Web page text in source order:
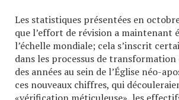
Les statistiques présentées en
que l’effort de révision a maintenant
l’échelle mondiale; cela s’inscrit
dans les processus de transformation
des années au sein de l’Église néo-
ces nouveaux chiffres, qui